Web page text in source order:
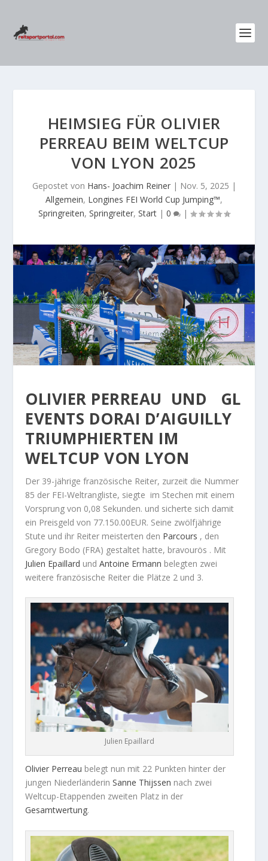
HEIMSIEG FÜR OLIVIER
PERREAU BEIM WELTCUP
VON LYON 2025
Gepostet von Hans- Joachim Reiner| Nov. 5, 2025 |
Allgemein, Longines FEI World Cup Jumping™,
Springreiten, Springreiter, Start | 0 |
OLIVIER PERREAU UND GL
EVENTS DORAI D’AIGUILLY
TRIUMPHIERTEN IM
WELTCUP VON LYON
Der 39-jährige französische Reiter, zurzeit die Nummer
85 der FEI-Weltrangliste, siegte im Stechen mit einem
Vorsprung von 0,08 Sekunden. und sicherte sich damit
ein Preisgeld von 77.150.00EUR. Seine zwölfjährige
Stute und ihr Reiter meisterten den Parcours , den
Gregory Bodo (FRA) gestaltet hatte, bravourös . Mit
Julien Epaillard undAntoine Ermann belegten zwei
weitere französische Reiter die Plätze 2 und 3.
Julien Epaillard
Olivier Perreau belegt nun mit 22 Punkten hinter der
jungen NiederländerinSanne Thijssen nach zwei
Weltcup-Etappenden zweiten Platz in der
Gesamtwertung.